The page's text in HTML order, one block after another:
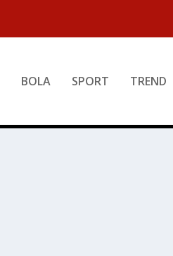
BOLA SPORT TREND